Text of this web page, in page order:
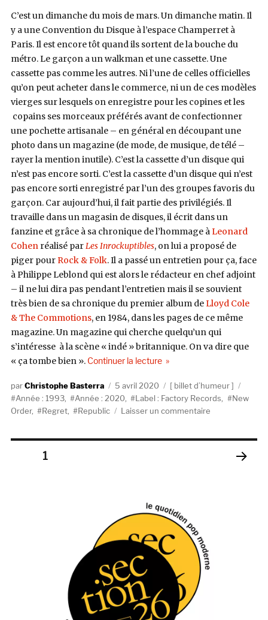
C’est un dimanche du mois de mars. Un dimanche matin. Il
y a une Convention du Disque à l’espace Champerret à
Paris. Il est encore tôt quand ils sortent de la bouche du
métro. Le garçon a un walkman et une cassette. Une
cassette pas comme les autres. Ni l’une de celles officielles
qu’on peut acheter dans le commerce, ni un de ces modèles
vierges sur lesquels on enregistre pour les copines et les
copains ses morceaux préférés avant de confectionner
une pochette artisanale – en général en découpant une
photo dans un magazine (de mode, de musique, de télé –
rayer la mention inutile). C’est la cassette d’un disque qui
n’est pas encore sorti. C’est la cassette d’un disque qui n’est
pas encore sorti enregistré par l’un des groupes favoris du
garçon. Car aujourd’hui, il fait partie des privilégiés. Il
travaille dans un magasin de disques, il écrit dans un
fanzine et grâce à sa chronique de l’hommage àLeonard
Cohenréalisé parLes Inrockuptibles, on lui a proposé de
piger pourRock & Folk. Il a passé un entretien pour ça, face
à Philippe Leblond qui est alors le rédacteur en chef adjoint
– il ne lui dira pas pendant l’entretien mais il se souvient
très bien de sa chronique du premier album deLloyd Cole
& The Commotions, en 1984, dans les pages de ce même
magazine. Un magazine qui cherche quelqu’un qui
s’intéresse à la scène « indé » britannique. On va dire que
« ça tombe bien ». Continuer la lecturede « La route de Rome »
AuteurChristophe Basterra
Publié
le
5 avril 2020 Catégories
billet d’humeur
Année : 1993, Année : 2020, Label : Factory Records,
New
Order, Regret, Republic Laisser un commentaire
Pagination
PAGE1